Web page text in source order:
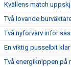
Kvällens match
Två lovande
Två nyförvärv inför
En viktig pusselbit
Två energiknippen på